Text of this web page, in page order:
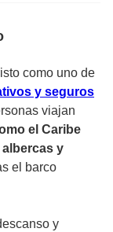
como uno de
y seguros
viajan
el Caribe
y
el barco
y